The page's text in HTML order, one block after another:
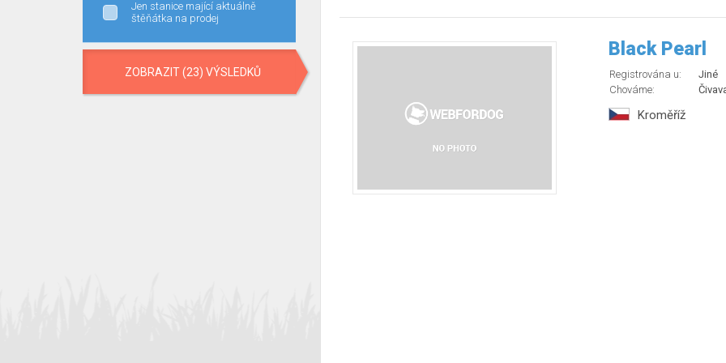
Jen stanice mající aktuálně
štěňátka na prodej
ZOBRAZIT (23) VÝSLEDKŮ
Black Pearl
Registrována u:
Jiné
Chováme:
Kroměříž